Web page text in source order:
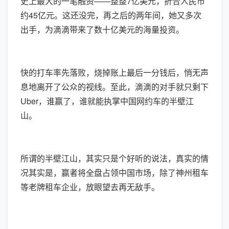
约45亿元。这还没完，再之后的两年间，她又多次
出手，为滴滴带来了数十亿美元的海量投资。
快的打车率先落败，烧掉账上最后一分钱后，悄无声
息地离开了公众的视线。至此，滴滴的对手就只剩下
Uber，谁赢了，谁就能执掌中国网约车的半壁江
山。
所谓的半壁江山，其实只是个好听的说法，真实的情
况其实是，赢者将全盘占领中国市场，除了神州租车
等老牌租车企业，放眼望去再无敌手。